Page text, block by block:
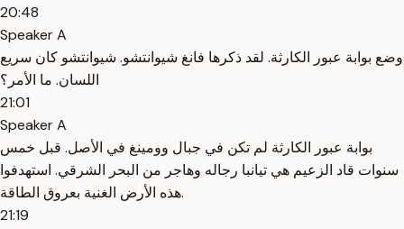
20:48
Speaker A
وضع بوابة عبور الكارثة. لقد ذكرها فانغ شيوانتشو. شيوانتشو كان سريع
اللسان. ما الأمر؟
21:01
Speaker A
بوابة عبور الكارثة لم تكن في جبال وومينغ في الأصل. قبل خمس
سنوات قاد الزعيم هي تيانبا رجاله وهاجر من البحر الشرقي. استهدفوا
هذه الأرض الغنية بعروق الطاقة.
21:19